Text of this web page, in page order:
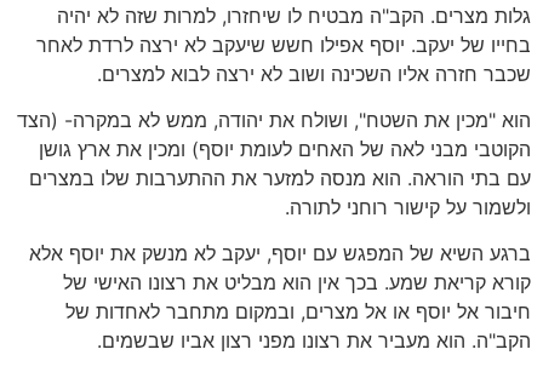
גלות מצרים. הקב"ה מבטיח לו שיחזרו, למרות שזה לא יהיה
בחייו של יעקב. יוסף אפילו חשש שיעקב לא ירצה לרדת לאחר
שכבר חזרה אליו השכינה ושוב לא ירצה לבוא למצרים.
הוא "מכין את השטח", ושולח את יהודה, ממש לא במקרה- (הצד
הקוטבי מבני לאה של האחים לעומת יוסף) ומכין את ארץ גושן
עם בתי הוראה. הוא מנסה למזער את ההתערבות שלו במצרים
ולשמור על קישור רוחני לתורה.
ברגע השיא של המפגש עם יוסף, יעקב לא מנשק את יוסף אלא
קורא קריאת שמע. בכך אין הוא מבליט את רצונו האישי של
חיבור אל יוסף או אל מצרים, ובמקום מתחבר לאחדות של
הקב"ה. הוא מעביר את רצונו מפני רצון אביו שבשמים.